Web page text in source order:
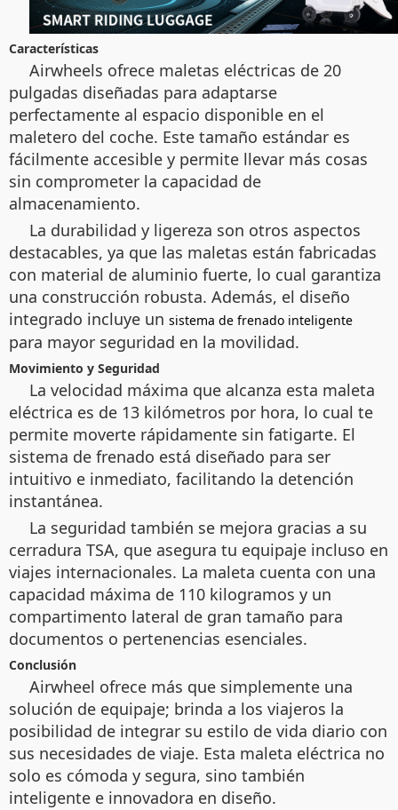
Características
Airwheels ofrece maletas eléctricas de 20
pulgadas diseñadas para adaptarse
perfectamente al espacio disponible en el
maletero del coche. Este tamaño estándar es
fácilmente accesible y permite llevar más cosas
sin comprometer la capacidad de
almacenamiento.
La durabilidad y ligereza son otros aspectos
destacables, ya que las maletas están fabricadas
con material de aluminio fuerte, lo cual garantiza
una construcción robusta. Además, el diseño
integrado incluye un sistema de frenado inteligente
para mayor seguridad en la movilidad.
Movimiento y Seguridad
La velocidad máxima que alcanza esta maleta
eléctrica es de 13 kilómetros por hora, lo cual te
permite moverte rápidamente sin fatigarte. El
sistema de frenado está diseñado para ser
intuitivo e inmediato, facilitando la detención
instantánea.
La seguridad también se mejora gracias a su
cerradura TSA, que asegura tu equipaje incluso en
viajes internacionales. La maleta cuenta con una
capacidad máxima de 110 kilogramos y un
compartimento lateral de gran tamaño para
documentos o pertenencias esenciales.
Conclusión
Airwheel ofrece más que simplemente una
solución de equipaje; brinda a los viajeros la
posibilidad de integrar su estilo de vida diario con
sus necesidades de viaje. Esta maleta eléctrica no
solo es cómoda y segura, sino también
inteligente e innovadora en diseño.